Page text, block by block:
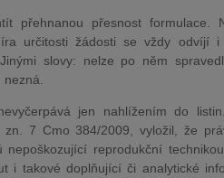
přehnanou přesnost formulace.
určitosti žádosti se vždy odvíjí
slovy: nelze po něm
jen nahlížením do
7 Cmo 384/2009, vyložil, že
reprodukční
i takové doplňující či analytické